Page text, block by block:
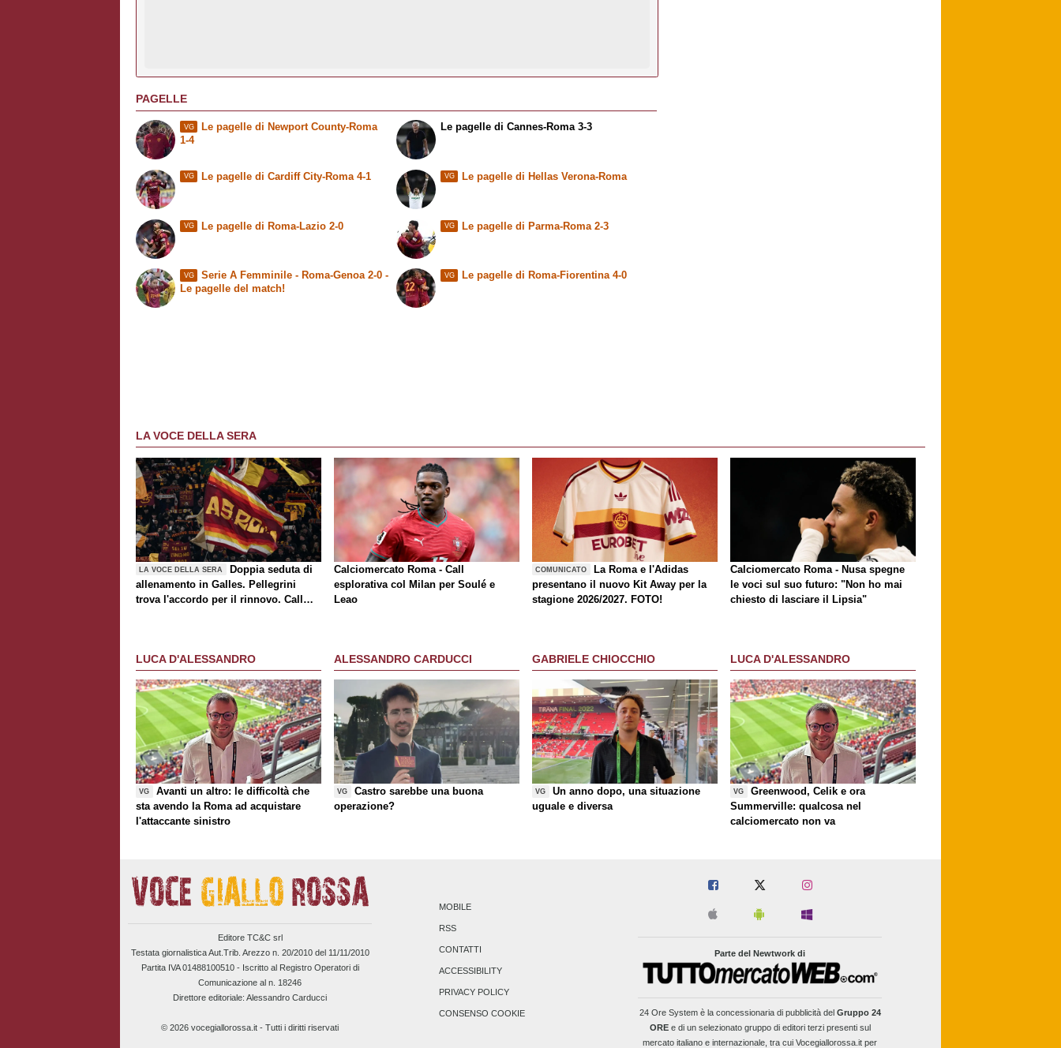
PAGELLE
VG
Le pagelle di Newport County-Roma
1-4
VG Le pagelle di Cardiff City-Roma 4-1
Le pagelle di Cannes-Roma 3-3
VG Le pagelle di Hellas Verona-Roma
VG Le pagelle di Roma-Lazio 2-0
VG
Serie A Femminile - Roma-Genoa 2-0 -
Le pagelle del match!
VG Le pagelle di Parma-Roma 2-3
VG Le pagelle di Roma-Fiorentina 4-0
LA VOCE DELLA SERA
LA VOCE DELLA SERA
Doppia seduta di
allenamento in Galles. Pellegrini
trova l'accordo per il rinnovo. Call
Calciomercato Roma - Call
esplorativa col Milan per Soulé e
Leao
COMUNICATO
La Roma e l'Adidas
presentano il nuovo Kit Away per la
stagione 2026/2027. FOTO!
Calciomercato Roma - Nusa spegne
le voci sul suo futuro: "Non ho mai
chiesto di lasciare il Lipsia"
LUCA D'ALESSANDRO
VG
Avanti un altro: le difficoltà che
sta avendo la Roma ad acquistare
l'attaccante sinistro
ALESSANDRO CARDUCCI
VG
Castro sarebbe una buona
operazione?
GABRIELE CHIOCCHIO
VG
Un anno dopo, una situazione
uguale e diversa
LUCA D'ALESSANDRO
VG
Greenwood, Celik e ora
Summerville: qualcosa nel
calciomercato non va
Editore TC&C srl
Testata giornalistica Aut.Trib. Arezzo n. 20/2010 del 11/11/2010
Partita IVA 01488100510 - Iscritto al Registro Operatori di
Comunicazione al n. 18246
Direttore editoriale: Alessandro Carducci
© 2026 vocegiallorossa.it - Tutti i diritti riservati
MOBILE
RSS
CONTATTI
ACCESSIBILITY
PRIVACY POLICY
CONSENSO COOKIE
Parte del Newtwork di
24 Ore Systemè la concessionaria di pubblicità del Gruppo 24
OREe di un selezionato gruppo di editori terzi presenti sul
mercato italiano e internazionale, tra cui Vocegiallorossa.it per